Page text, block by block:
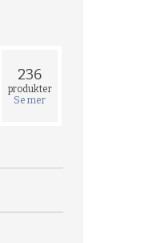
236
produkter
Se mer